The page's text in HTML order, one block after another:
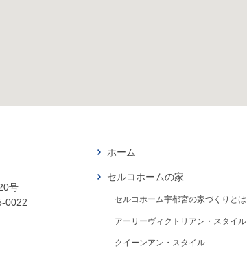
ホーム
セルコホームの家
セルコホーム宇都宮の家づくりとは
アーリーヴィクトリアン・スタイル
クイーンアン・スタイル
号
0022